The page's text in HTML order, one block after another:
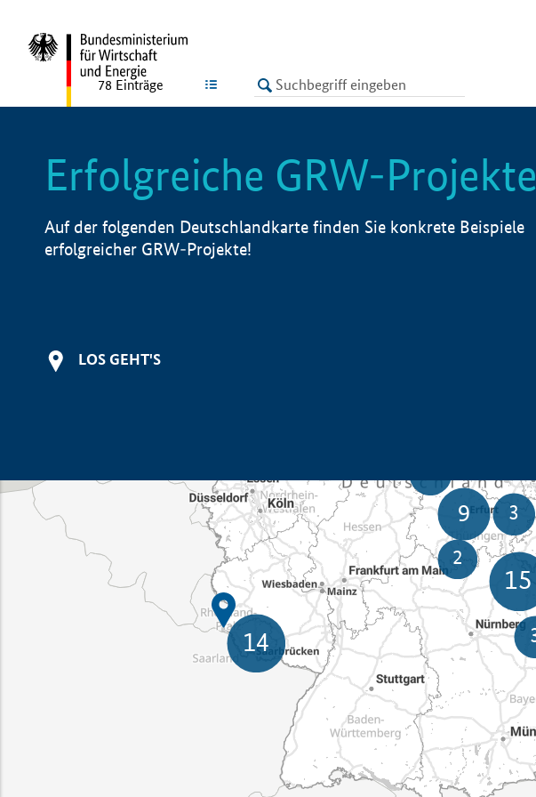
LISTE
78 Einträge
Erfolgreiche GRW-Projekte
Auf der folgenden Deutschlandkarte finden Sie konkrete Beispiele
erfolgreicher GRW-Projekte!
LOS GEHT'S